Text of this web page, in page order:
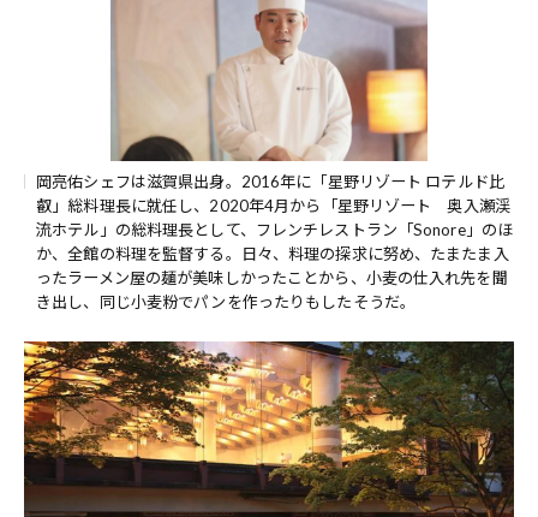
岡亮佑シェフは滋賀県出身。2016年に「星野リゾート ロテルド比
叡」総料理長に就任し、2020年4月から「星野リゾート 奥入瀬渓
流ホテル」の総料理長として、フレンチレストラン「Sonore」のほ
か、全館の料理を監督する。日々、料理の探求に努め、たまたま入
ったラーメン屋の麺が美味しかったことから、小麦の仕入れ先を聞
き出し、同じ小麦粉でパンを作ったりもしたそうだ。